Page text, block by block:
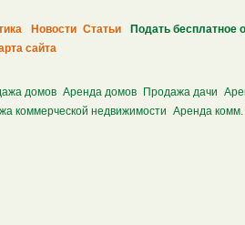
Новости Статьи
Подать бесплатное
сайта
домов Аренда домов Продажа дачи
коммерческой недвижимости Аренда комм.